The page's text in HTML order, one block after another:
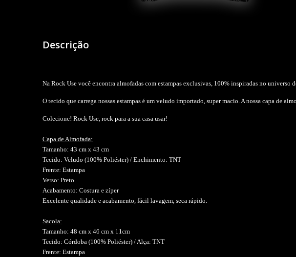
Descrição
Na Rock Use você encontra almofadas com estampas exclusivas, 100% inspiradas no
O tecido que carrega nossas estampas é um veludo importado, super macio. A nossa capa de
Colecione! Rock Use, rock para a sua casa usar!
Capa de Almofada:
Tamanho: 43 cm x 43 cm
Tecido: Veludo (100% Poliéster) / Enchimento: TNT
Frente: Estampa
Verso: Preto
Acabamento: Costura e zíper
Excelente qualidade e acabamento, fácil lavagem, seca rápido.
Sacola:
Tamanho: 48 cm x 46 cm x 11cm
Tecido: Córdoba (100% Poliéster) / Alça: TNT
Frente: Estampa